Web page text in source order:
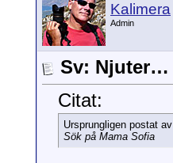
Kalimera
Admin
Sv: Njuter…
Citat:
Ursprungligen postat av
Sök på Mama Sofia